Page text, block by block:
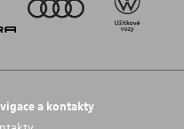
a kontakty